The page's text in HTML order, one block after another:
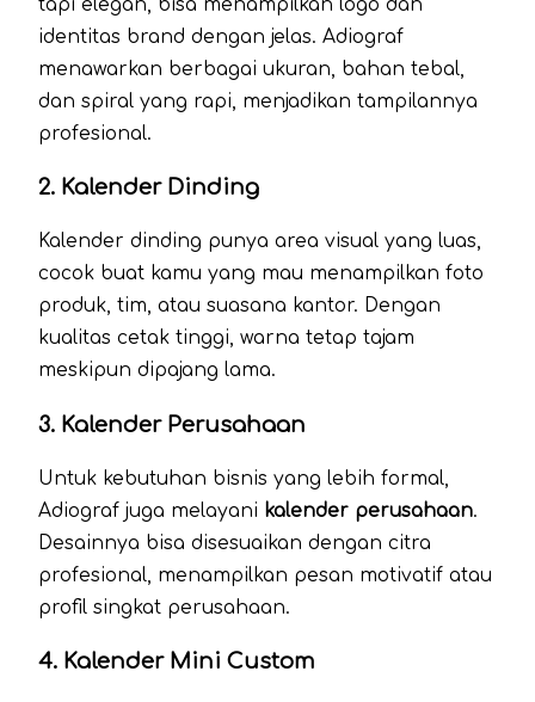
tapi elegan, bisa menampilkan logo dan
identitas brand dengan jelas. Adiograf
menawarkan berbagai ukuran, bahan tebal,
dan spiral yang rapi, menjadikan tampilannya
profesional.
2. Kalender Dinding
Kalender dinding punya area visual yang luas,
cocok buat kamu yang mau menampilkan foto
produk, tim, atau suasana kantor. Dengan
kualitas cetak tinggi, warna tetap tajam
meskipun dipajang lama.
3. Kalender Perusahaan
Untuk kebutuhan bisnis yang lebih formal,
Adiograf juga melayani kalender perusahaan.
Desainnya bisa disesuaikan dengan citra
profesional, menampilkan pesan motivatif atau
profil singkat perusahaan.
4. Kalender Mini Custom